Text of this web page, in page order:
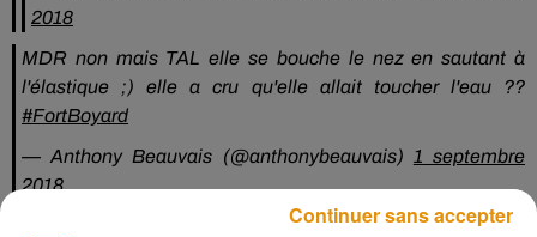
2018
MDR non mais TAL elle se bouche le nez en sautant à
l'élastique ;) elle a cru qu'elle allait toucher l'eau ??
#FortBoyard
— Anthony Beauvais (@anthonybeauvais) 1 septembre
2018
euuuh tal tu m'expliques pourquoi tu te bouches le nez pour
Continuer sans accepter